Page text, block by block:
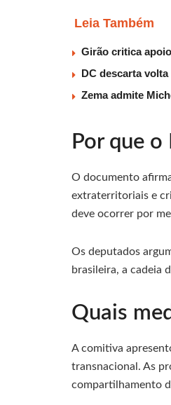
Leia Também
Girão critica
DC descarta
Zema admite
Por que
O documento
extraterritoriais e
deve ocorrer por
Os deputados
brasileira, a cadeia
Quais
A comitiva
transnacional. As
compartilhamento